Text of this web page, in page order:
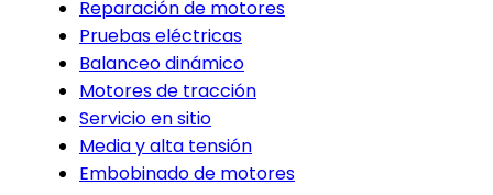
Reparación de motores
Pruebas eléctricas
Balanceo dinámico
Motores de tracción
Servicio en sitio
Media y alta tensión
Embobinado de motores